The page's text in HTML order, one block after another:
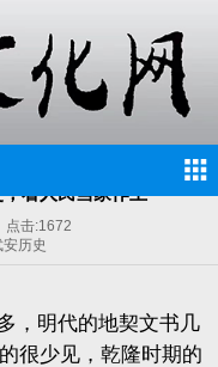
看人民当家作主
击:1672
历史
，明代的地契文书几
很少见，乾隆时期的